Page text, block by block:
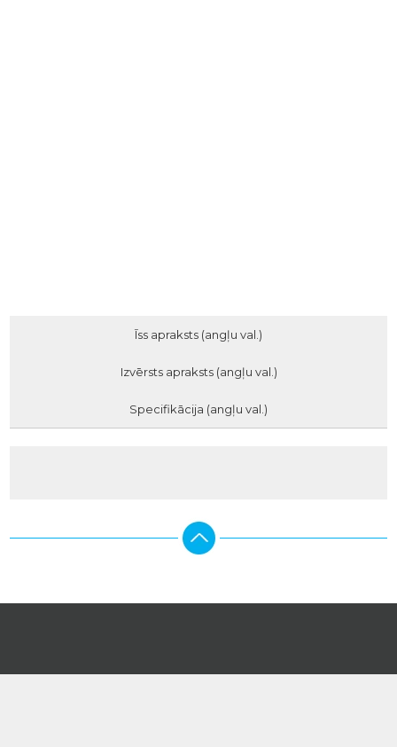
Īss apraksts (angļu val.)
Izvērsts apraksts (angļu val.)
Specifikācija (angļu val.)